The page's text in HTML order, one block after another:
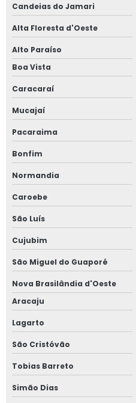
Candeias do Jamari
Alta Floresta d'Oeste
Alto Paraíso
Boa Vista
Caracaraí
Mucajaí
Pacaraima
Bonfim
Normandia
Caroebe
São Luís
Cujubim
São Miguel do Guaporé
Nova Brasilândia d'Oeste
Aracaju
Lagarto
São Cristóvão
Tobias Barreto
Simão Dias